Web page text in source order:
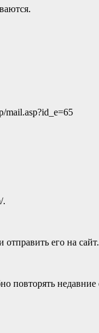
mail.asp?id_e=65
.
его на сайт.
повторять